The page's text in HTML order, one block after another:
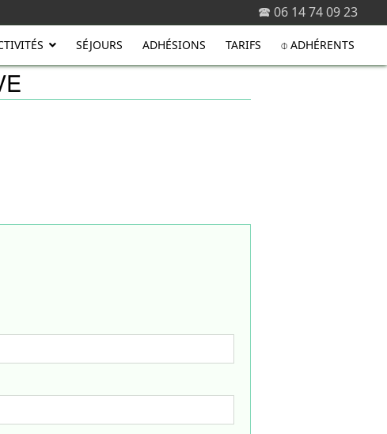
🕿 06 14 74 09 23
SÉJOURS ADHÉSIONS TARIFS ⌽ ADHÉRENTS